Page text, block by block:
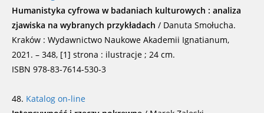
Humanistyka cyfrowa w badaniach kulturowych : analiza
zjawiska na wybranych przykładach / Danuta Smołucha.
Kraków : Wydawnictwo Naukowe Akademii Ignatianum,
2021. – 348, [1] strona : ilustracje ; 24 cm.
ISBN 978-83-7614-530-3
48. Katalog on-line